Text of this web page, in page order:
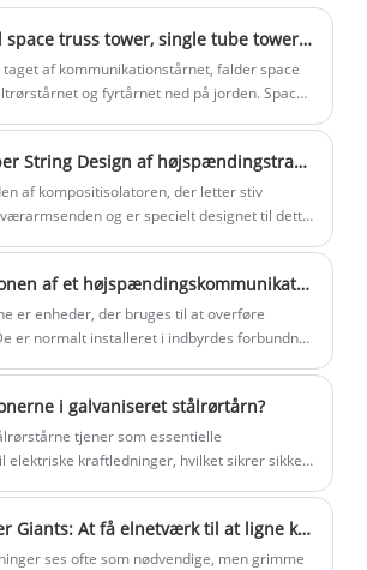
optimerede design og pålidelige
er det blevet et foretrukket valg
elnetprojekter, der kræver kompakt og
transmissionsudstyr. Køb nu for
nyde kampagnerabatter.
Introduktion til space truss tower, single tube tower og guyed tower
af kommunikationstårnet, falder space
og fyrtårnet ned på jorden. Space
strukturel egenvægt osv. på
gradbelastning spiller en modererende
Detaljer i Jumper String Design af højspændingstransmissionstårn (Del to)
af ​​kompositisolatoren, der letter stiv
og er specielt designet til dette
Hvad er funktionen af ​​et højspændingskommunikationstårn?
​​er enheder, der bruges til at overføre
er normalt installeret i indbyrdes forbundne
i galvaniseret stålrørtårn?
​​tjener som essentielle
elektriske kraftledninger, hvilket sikrer sikker
Østrigske Power Giants: At få elnetværk til at ligne kunst
ses ofte som nødvendige, men grimme